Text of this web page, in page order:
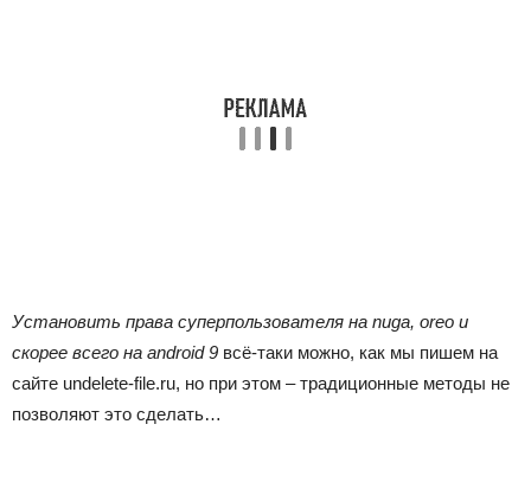
Установить права суперпользователя на nuga, oreo и
скорее всего на android 9 всё-таки можно, как мы пишем на
сайте undelete-file.ru, но при этом – традиционные методы не
позволяют это сделать…